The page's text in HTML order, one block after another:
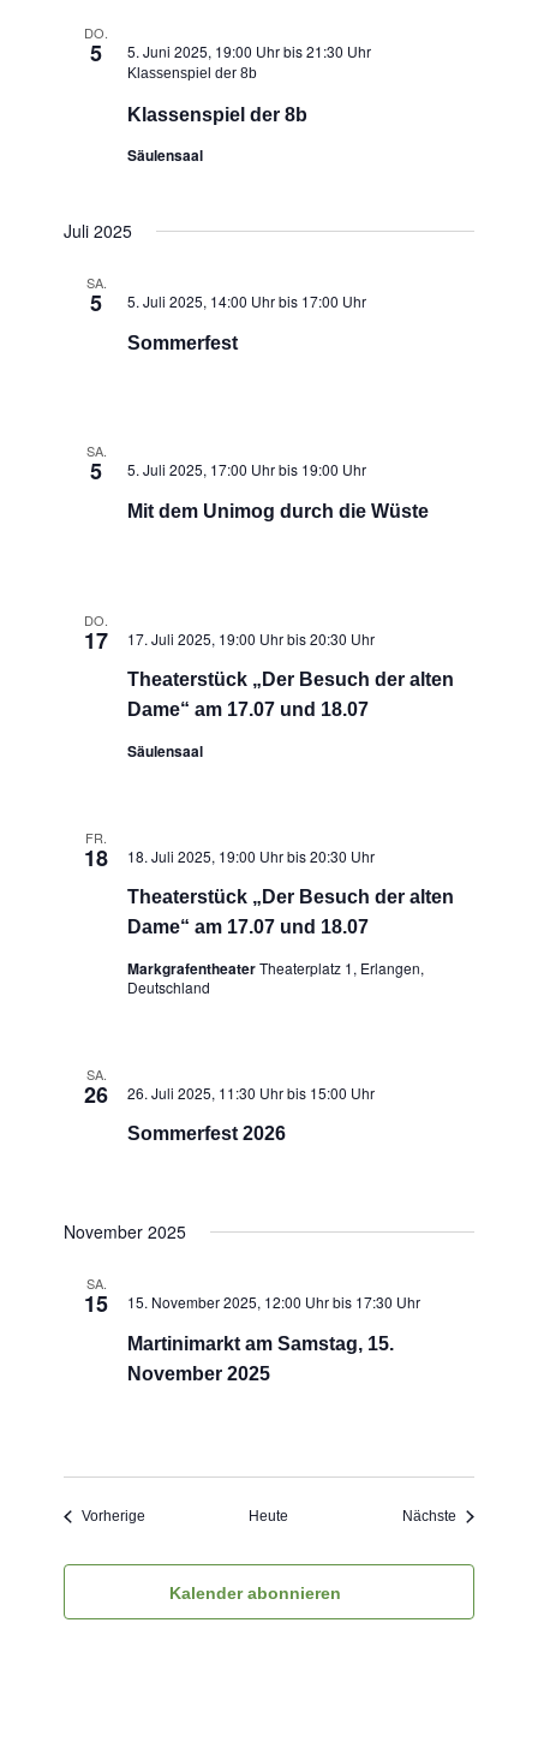
DO.
5 5. Juni 2025, 19:00 Uhrbis21:30 Uhr
Klassenspiel der 8b
Klassenspiel der 8b
Säulensaal
Juli 2025
SA.
5 5. Juli 2025, 14:00 Uhrbis 17:00 Uhr
Sommerfest
SA.
5 5. Juli 2025, 17:00 Uhrbis 19:00 Uhr
Mit dem Unimog durch die Wüste
DO.
17 17. Juli 2025, 19:00 Uhrbis20:30 Uhr
Theaterstück „Der Besuch der alten
Dame“ am 17.07 und 18.07
Säulensaal
FR.
18 18. Juli 2025, 19:00 Uhrbis20:30 Uhr
Theaterstück „Der Besuch der alten
Dame“ am 17.07 und 18.07
MarkgrafentheaterTheaterplatz 1, Erlangen,
Deutschland
SA.
26 26. Juli 2025, 11:30 Uhrbis 15:00 Uhr
Sommerfest 2026
November 2025
SA.
15 15. November 2025, 12:00 Uhrbis 17:30 Uhr
Martinimarkt am Samstag, 15.
November 2025
Vorherige VeranstaltungenHeute Nächste
Kalender abonnieren